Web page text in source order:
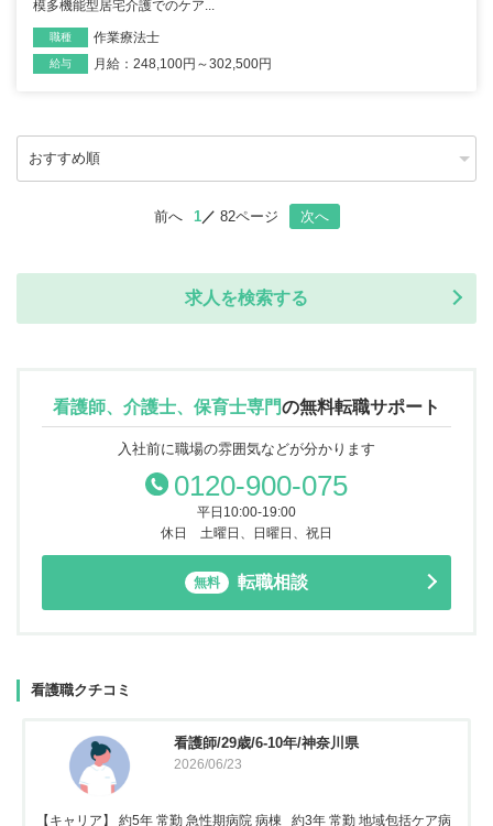
模多機能型居宅介護でのケア...
職種 作業療法士
雇用形態
給与 月給：248,100円～302,500円
前へ 1 82ページ 次へ
求人を検索する
看護師、介護士、保育士専門の無料転職サポート
入社前に職場の雰囲気などが分かります
0120-900-075
平日10:00-19:00
休日 土曜日、日曜日、祝日
無料 転職相談
看護職クチコミ
看護師/29歳/6-10年/神奈川県
2026/06/23
【キャリア】 約5年 常勤 急性期病院 病棟 約3年 常勤 地域包括ケア病